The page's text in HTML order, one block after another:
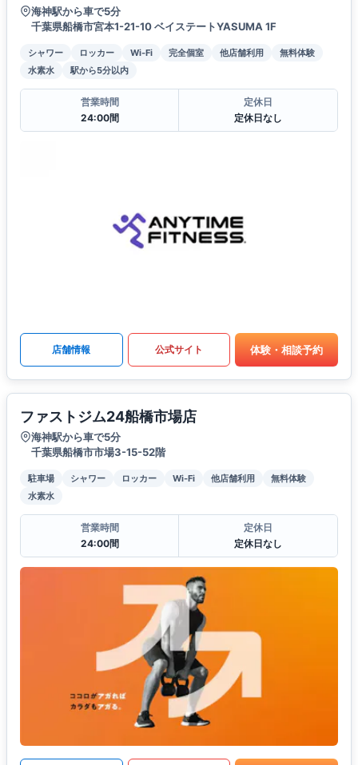
海神駅から車で5分
千葉県船橋市宮本1-21-10 ベイステートYASUMA 1F
シャワー ロッカー Wi-Fi 完全個室 他店舗利用
無料体験
水素水
駅から5分以内
営業時間
24:00間
定休日
定休日なし
店舗情報 公式サイト 体験・相談予約
ファストジム24船橋市場店
海神駅から車で5分
千葉県船橋市市場3-15-52階
駐車場 シャワー ロッカー Wi-Fi 他店舗利用
無料体験
水素水
営業時間
24:00間
定休日
定休日なし